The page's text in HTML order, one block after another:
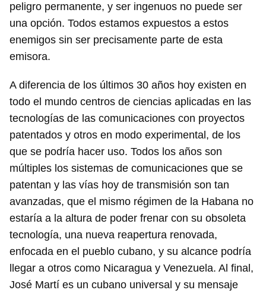
peligro permanente, y ser ingenuos no puede ser
una opción. Todos estamos expuestos a estos
enemigos sin ser precisamente parte de esta
emisora.
A diferencia de los últimos 30 años hoy existen en
todo el mundo centros de ciencias aplicadas en las
tecnologías de las comunicaciones con proyectos
patentados y otros en modo experimental, de los
que se podría hacer uso. Todos los años son
múltiples los sistemas de comunicaciones que se
patentan y las vías hoy de transmisión son tan
avanzadas, que el mismo régimen de la Habana no
estaría a la altura de poder frenar con su obsoleta
tecnología, una nueva reapertura renovada,
enfocada en el pueblo cubano, y su alcance podría
llegar a otros como Nicaragua y Venezuela. Al final,
José Martí es un cubano universal y su mensaje